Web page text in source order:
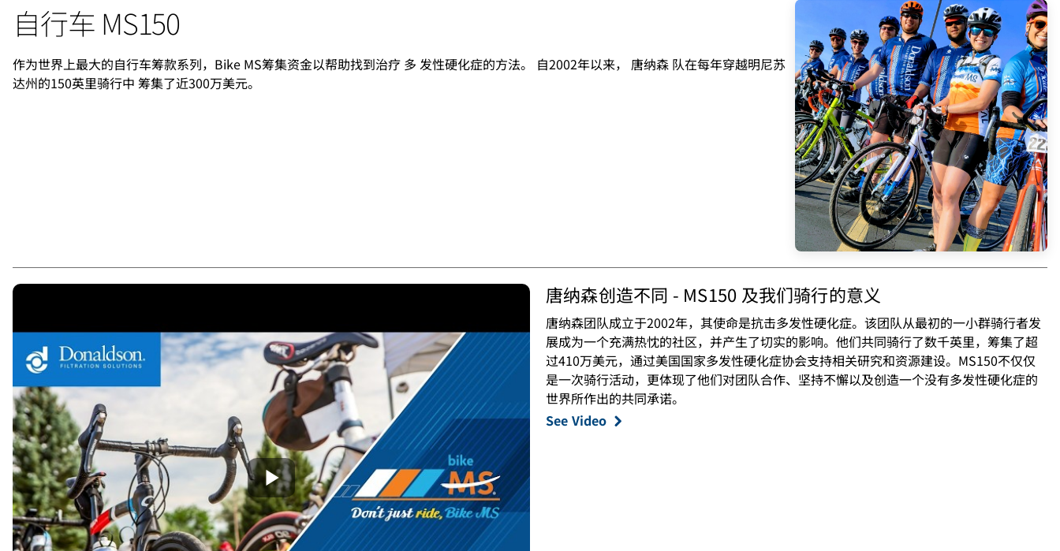
自行车 MS150
作为世界上最大的自行车筹款系列，Bike MS筹集资金以帮助找到治疗 多 发性硬化症的方法。 自2002年以来， 唐纳森 队在每年穿越明尼苏
达州的150英里骑行中 筹集了近300万美元。
唐纳森创造不同 - MS150 及我们骑行的意义
唐纳森团队成立于2002年，其使命是抗击多发性硬化症。该团队从最初的一小群骑行者发
展成为一个充满热忱的社区，并产生了切实的影响。他们共同骑行了数千英里，筹集了超
过410万美元，通过美国国家多发性硬化症协会支持相关研究和资源建设。MS150不仅仅
是一次骑行活动，更体现了他们对团队合作、坚持不懈以及创造一个没有多发性硬化症的
世界所作出的共同承诺。
See Video